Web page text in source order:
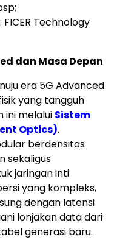
Technology
dan Masa Depan
era 5G Advanced
yang tangguh
ini melalui Sistem
Optics).
berdensitas
sekaligus
jaringan inti
yang kompleks,
dengan latensi
lonjakan data dari
generasi baru.